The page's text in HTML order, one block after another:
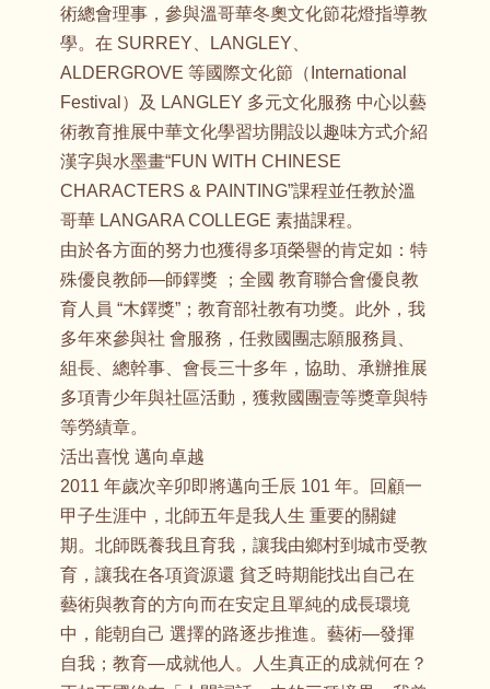
術總會理事，參與溫哥華冬奧文化節花燈指導教
學。在 SURREY、LANGLEY、
ALDERGROVE 等國際文化節（International
Festival）及 LANGLEY 多元文化服務 中心以藝
術教育推展中華文化學習坊開設以趣味方式介紹
漢字與水墨畫“FUN WITH CHINESE
CHARACTERS & PAINTING”課程並任教於溫
哥華 LANGARA COLLEGE 素描課程。
由於各方面的努力也獲得多項榮譽的肯定如：特
殊優良教師—師鐸獎 ；全國 教育聯合會優良教
育人員 “木鐸獎”；教育部社教有功獎。此外，我
多年來參與社 會服務，任救國團志願服務員、
組長、總幹事、會長三十多年，協助、承辦推展
多項青少年與社區活動，獲救國團壹等獎章與特
等勞績章。
活出喜悅 邁向卓越
2011 年歲次辛卯即將邁向壬辰 101 年。回顧一
甲子生涯中，北師五年是我人生 重要的關鍵
期。北師既養我且育我，讓我由鄉村到城市受教
育，讓我在各項資源還 貧乏時期能找出自己在
藝術與教育的方向而在安定且單純的成長環境
中，能朝自己 選擇的路逐步推進。藝術—發揮
自我；教育—成就他人。人生真正的成就何在？